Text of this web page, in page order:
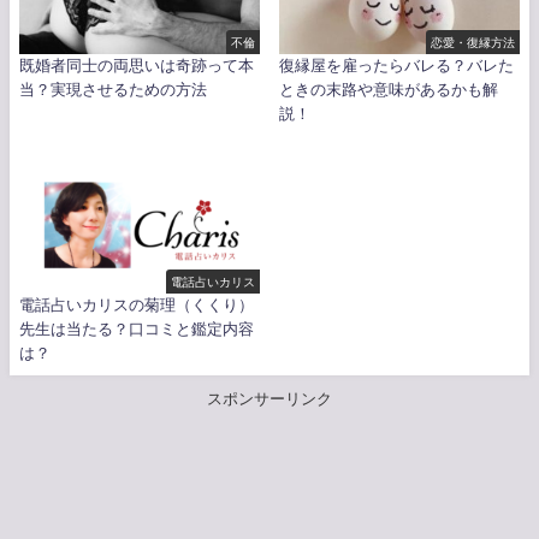
不倫
既婚者同士の両思いは奇跡って本
当？実現させるための方法
恋愛・復縁方法
復縁屋を雇ったらバレる？バレた
ときの末路や意味があるかも解
説！
電話占いカリス
電話占いカリスの菊理（くくり）
先生は当たる？口コミと鑑定内容
は？
スポンサーリンク